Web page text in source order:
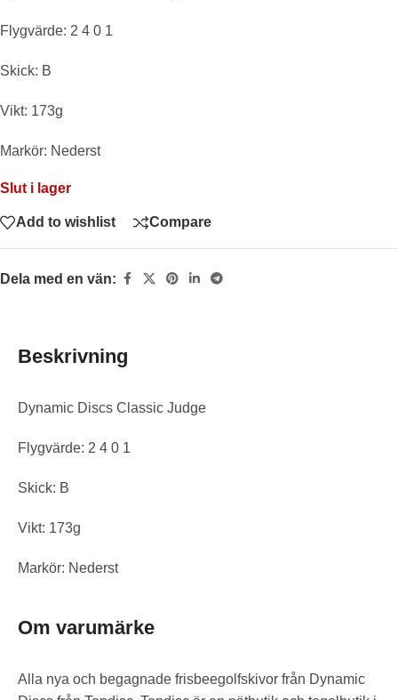
Flygvärde: 2 4 0 1
Skick: B
Vikt: 173g
Markör: Nederst
Slut i lager
Add to wishlist Compare
Dela med en vän:
Beskrivning
Dynamic Discs Classic Judge
Flygvärde: 2 4 0 1
Skick: B
Vikt: 173g
Markör: Nederst
Om varumärke
Alla nya och begagnade frisbeegolfskivor från Dynamic